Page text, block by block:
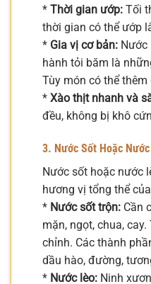
* Thời gian ướp: Tối
thời gian có thể ướp
* Gia vị cơ bản: Nước
hành tỏi băm là
Tùy món có thể thêm
* Xào thịt nhanh và
đều, không bị khô
3. Nước Sốt Hoặc
Nước sốt hoặc nước
hương vị tổng thể
* Nước sốt trộn: Cần
mặn, ngọt, chua,
chỉnh. Các thành
dầu hào, đường,
* Nước lèo: Ninh